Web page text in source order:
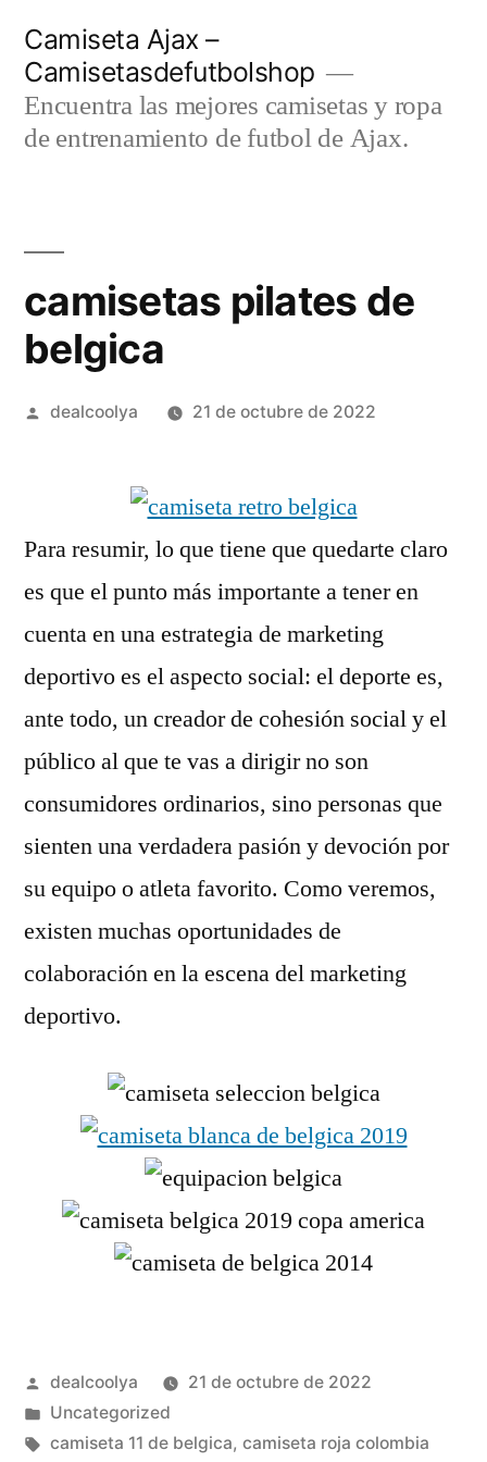
contenido
Camiseta Ajax –
Camisetasdefutbolshop
Encuentra las mejores camisetas y ropa
de entrenamiento de futbol de Ajax.
camisetas pilates de
belgica
Publicado
dealcoolya 21 de octubre de 2022
Para resumir, lo que tiene que quedarte claro
es que el punto más importante a tener en
cuenta en una estrategia de marketing
deportivo es el aspecto social: el deporte es,
ante todo, un creador de cohesión social y el
público al que te vas a dirigir no son
consumidores ordinarios, sino personas que
sienten una verdadera pasión y devoción por
su equipo o atleta favorito. Como veremos,
existen muchas oportunidades de
colaboración en la escena del marketing
deportivo.
Publicado
por
dealcoolya
21 de octubre de 2022
Publicado
en
Uncategorized
Etiquetas:
camiseta 11 de belgica, camiseta roja colombia